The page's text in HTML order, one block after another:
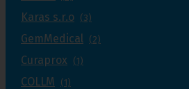
Karas s.r.o (3)
GemMedical (2)
Curaprox (1)
COLLM (1)